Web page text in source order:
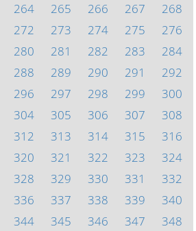
264 265 266 267
268
272 273 274 275
276
280 281 282 283
284
288 289 290 291
292
296 297 298 299
300
304 305 306 307
308
312 313 314 315
316
320 321 322 323
324
328 329 330 331
332
336 337 338 339
340
344 345 346 347 348